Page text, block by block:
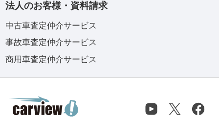
法人のお客様・資料請求
中古車査定仲介サービス
事故車査定仲介サービス
商用車査定仲介サービス